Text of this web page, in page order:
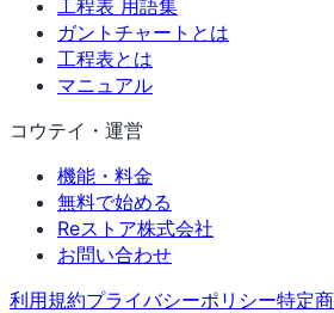
工程表 用語集
ガントチャートとは
工程表とは
マニュアル
コウテイ・運営
機能・料金
無料で始める
Reストア株式会社
お問い合わせ
利用規約プライバシーポリシー特定